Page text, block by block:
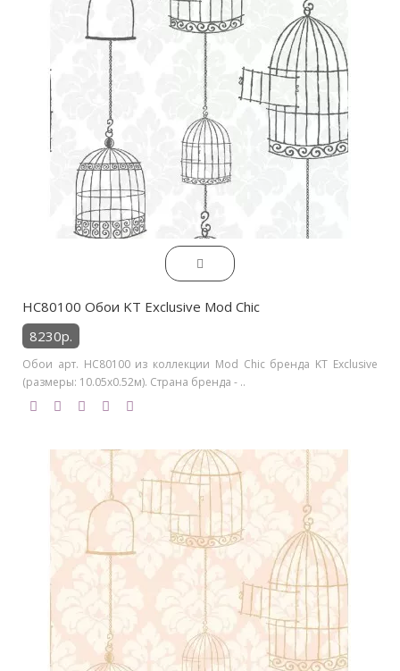
HC80100 Обои KT Exclusive Mod Chic
8230р.
Обои арт. HC80100 из коллекции Mod Chic бренда KT Exclusive
(размеры: 10.05х0.52м). Страна бренда - ..